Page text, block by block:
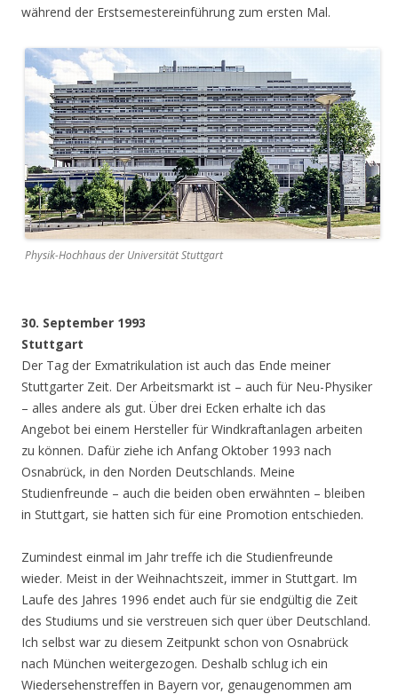
während der Erstsemestereinführung zum ersten Mal.
Physik-Hochhaus der Universität Stuttgart
30. September 1993
Stuttgart
Der Tag der Exmatrikulation ist auch das Ende meiner
Stuttgarter Zeit. Der Arbeitsmarkt ist – auch für Neu-Physiker
– alles andere als gut. Über drei Ecken erhalte ich das
Angebot bei einem Hersteller für Windkraftanlagen arbeiten
zu können. Dafür ziehe ich Anfang Oktober 1993 nach
Osnabrück, in den Norden Deutschlands. Meine
Studienfreunde – auch die beiden oben erwähnten – bleiben
in Stuttgart, sie hatten sich für eine Promotion entschieden.
Zumindest einmal im Jahr treffe ich die Studienfreunde
wieder. Meist in der Weihnachtszeit, immer in Stuttgart. Im
Laufe des Jahres 1996 endet auch für sie endgültig die Zeit
des Studiums und sie verstreuen sich quer über Deutschland.
Ich selbst war zu diesem Zeitpunkt schon von Osnabrück
nach München weitergezogen. Deshalb schlug ich ein
Wiedersehenstreffen in Bayern vor, genaugenommen am